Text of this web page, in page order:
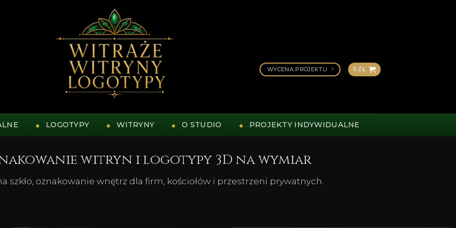
WYCENA PROJEKTU 0 ZŁ
LOGOTYPY WITRYNY O STUDIO PROJEKTY INDYWIDUALNE
witryn i logotypy 3D na wymiar
szkło, oznakowanie wnętrz dla firm, kościołów i przestrzeni prywatnych.